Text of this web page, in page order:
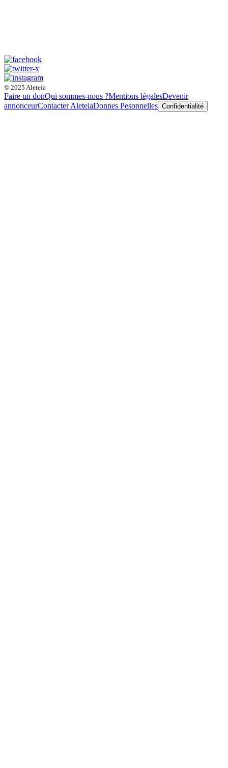
© 2025 Aleteia
Faire un donQui sommes-nous ?Mentions légalesDevenir
annonceurContacter AleteiaDonnes Pesonnelles Confidentialité